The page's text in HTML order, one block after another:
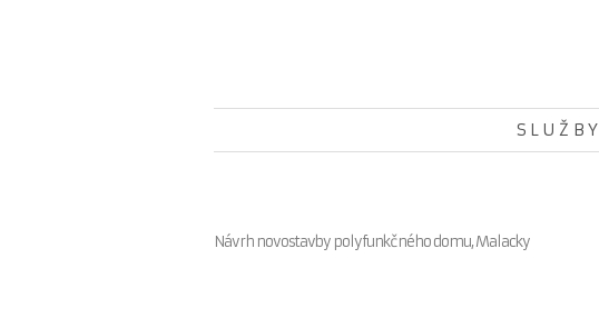
SLUŽBY
Návrh novostavby polyfunkčného domu, Malacky